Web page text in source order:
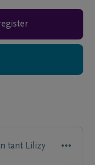
tant Lilizy